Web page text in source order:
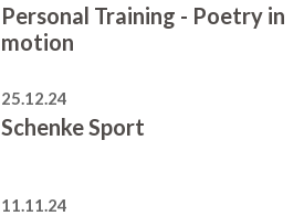
Personal Training - Poetry in
motion
25.12.24
Schenke Sport
11.11.24